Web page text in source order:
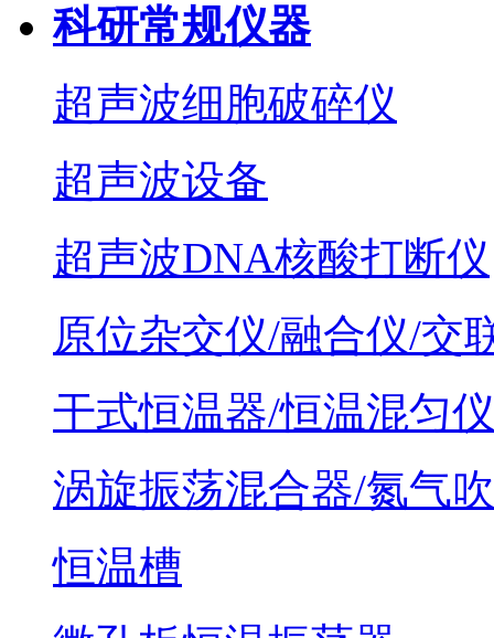
科研常规仪器
超声波细胞破碎仪
超声波设备
超声波DNA核酸打断仪
原位杂交仪/融合仪/交
干式恒温器/恒温混匀仪
涡旋振荡混合器/氮气
恒温槽